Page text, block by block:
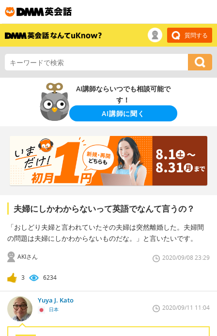
質問する
AI講師ならいつでも相談可能で
す！
AI講師に聞く
夫婦にしかわからないって英語でなんて言うの？
「おしどり夫婦と言われていたその夫婦は突然離婚した。夫婦間
の問題は夫婦にしかわからないものだな。」と言いたいです。
AKIさん 2020/09/08 23:29
3 6234
Yuya J. Kato
日本 2020/09/11 11:04